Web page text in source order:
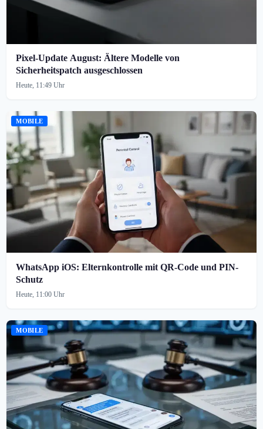
Pixel-Update August: Ältere Modelle von
Sicherheitspatch ausgeschlossen
Heute, 11:49 Uhr
MOBILE
WhatsApp iOS: Elternkontrolle mit QR-Code und PIN-
Schutz
Heute, 11:00 Uhr
MOBILE